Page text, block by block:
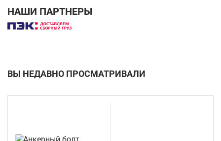
НАШИ ПАРТНЕРЫ
ВЫ НЕДАВНО ПРОСМАТРИВАЛИ